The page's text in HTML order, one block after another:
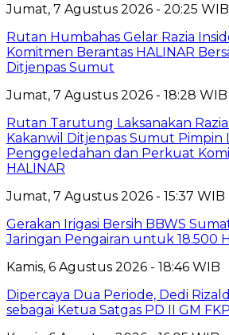
Jumat, 7 Agustus 2026 - 20:25 WIB
Rutan Humbahas Gelar Razia
Komitmen Berantas HALINAR
Ditjenpas Sumut
Jumat, 7 Agustus 2026 - 18:28 WIB
Rutan Tarutung Laksanakan
Kakanwil Ditjenpas Sumut Pimpin
Penggeledahan dan Perkuat
HALINAR
Jumat, 7 Agustus 2026 - 15:37 WIB
Gerakan Irigasi Bersih BBWS
Jaringan Pengairan untuk 18.500
Kamis, 6 Agustus 2026 - 18:46 WIB
Dipercaya Dua Periode, Dedi
sebagai Ketua Satgas PD II GM